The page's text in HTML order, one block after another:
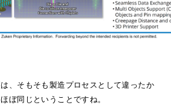
、そもそも製造プロセスとして違ったか
ぼ同じということですね。